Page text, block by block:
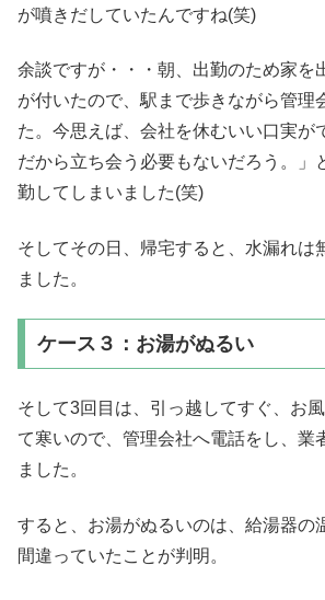
が噴きだしていたんですね(笑)
余談ですが・・・朝、出勤のため家を
が付いたので、駅まで歩きながら管理
た。今思えば、会社を休むいい口実が
だから立ち会う必要もないだろう。」
勤してしまいました(笑)
そしてその日、帰宅すると、水漏れは
ました。
ケース３：お湯がぬるい
そして3回目は、引っ越してすぐ、お
て寒いので、管理会社へ電話をし、業
ました。
すると、お湯がぬるいのは、給湯器の
間違っていたことが判明。